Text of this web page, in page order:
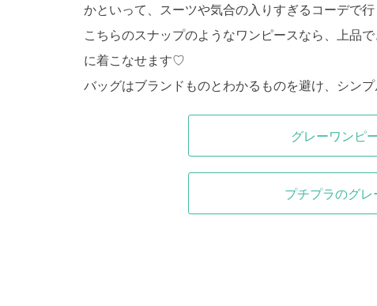
かといって、スーツや気合の入りすぎるコーデで
こちらのスナップのようなワンピースなら、上品
に着こなせます♡
バッグはブランドものとわかるものを避け、シン
グレーワンピ
プチプラのグ